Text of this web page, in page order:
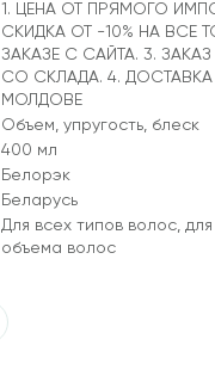
1. ЦЕНА ОТ ПРЯМОГО
СКИДКА ОТ -10% НА ВСЕ
ЗАКАЗЕ С САЙТА. 3.
СО СКЛАДА. 4.
МОЛДОВЕ
Объем, упругость, блеск
400 мл
Белорэк
Беларусь
Для всех типов волос,
объема волос